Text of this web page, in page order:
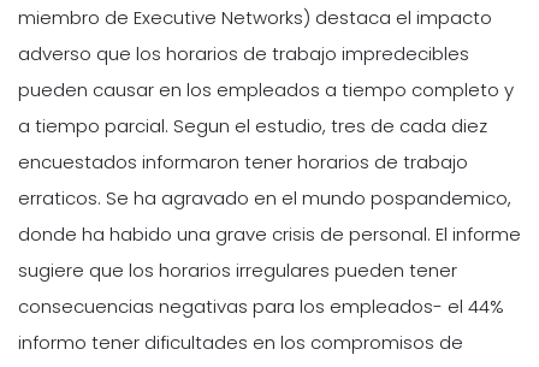
miembro de Executive Networks) destaca el impacto
adverso que los horarios de trabajo impredecibles
pueden causar en los empleados a tiempo completo y
a tiempo parcial. Segun el estudio, tres de cada diez
encuestados informaron tener horarios de trabajo
erraticos. Se ha agravado en el mundo pospandemico,
donde ha habido una grave crisis de personal. El informe
sugiere que los horarios irregulares pueden tener
consecuencias negativas para los empleados- el 44%
informo tener dificultades en los compromisos de